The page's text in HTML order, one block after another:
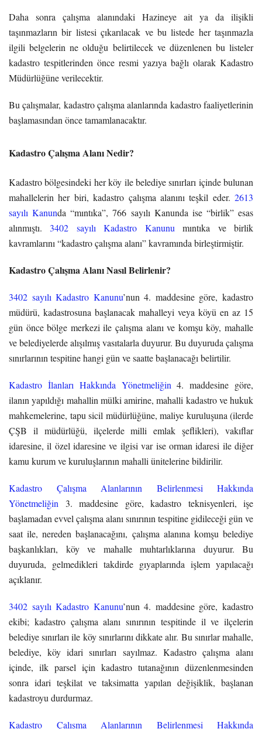
Daha sonra çalışma alanındaki Hazineye ait ya da ilişikli
taşınmazların bir listesi çıkarılacak ve bu listede her taşınmazla
ilgili belgelerin ne olduğu belirtilecek ve düzenlenen bu listeler
kadastro tespitlerinden önce resmi yazıya bağlı olarak Kadastro
Müdürlüğüne verilecektir.
Bu çalışmalar, kadastro çalışma alanlarında kadastro faaliyetlerinin
başlamasından önce tamamlanacaktır.
Kadastro Çalışma Alanı Nedir?
Kadastro bölgesindeki her köy ile belediye sınırları içinde bulunan
mahallelerin her biri, kadastro çalışma alanını teşkil eder. 2613
sayılı Kanunda “mıntıka”, 766 sayılı Kanunda ise “birlik” esas
alınmıştı. 3402 sayılı Kadastro Kanunu mıntıka ve birlik
kavramlarını “kadastro çalışma alanı” kavramında birleştirmiştir.
Kadastro Çalışma AlanıNasıl Belirlenir?
3402 sayılı Kadastro Kanunu’nun 4. maddesine göre, kadastro
müdürü, kadastrosuna başlanacak mahalleyi veya köyü en az 15
gün önce bölge merkezi ile çalışma alanı ve komşu köy, mahalle
ve belediyelerde alışılmış vasıtalarla duyurur. Bu duyuruda çalışma
sınırlarının tespitine hangi gün ve saatte başlanacağı belirtilir.
Kadastro İlanları Hakkında Yönetmeliğin 4. maddesine göre,
ilanın yapıldığı mahallin mülki amirine, mahalli kadastro ve hukuk
mahkemelerine, tapu sicil müdürlüğüne, maliye kuruluşuna (ilerde
ÇŞB il müdürlüğü, ilçelerde milli emlak şeflikleri), vakıflar
idaresine, il özel idaresine ve ilgisi var ise orman idaresi ile diğer
kamu kurum ve kuruluşlarının mahalli ünitelerine bildirilir.
Kadastro Çalışma Alanlarının Belirlenmesi Hakkında
Yönetmeliğin 3. maddesine göre, kadastro teknisyenleri, işe
başlamadan evvel çalışma alanı sınırının tespitine gidileceği gün ve
saat ile, nereden başlanacağını, çalışma alanına komşu belediye
başkanlıkları, köy ve mahalle muhtarlıklarına duyurur. Bu
duyuruda, gelmedikleri takdirde gıyaplarında işlem yapılacağı
açıklanır.
3402 sayılı Kadastro Kanunu’nun 4. maddesine göre, kadastro
ekibi; kadastro çalışma alanı sınırının tespitinde il ve ilçelerin
belediye sınırları ile köy sınırlarını dikkate alır. Bu sınırlar mahalle,
belediye, köy idari sınırları sayılmaz. Kadastro çalışma alanı
içinde, ilk parsel için kadastro tutanağının düzenlenmesinden
sonra idari teşkilat ve taksimatta yapılan değişiklik, başlanan
kadastroyu durdurmaz.
Kadastro Çalışma Alanlarının Belirlenmesi Hakkında